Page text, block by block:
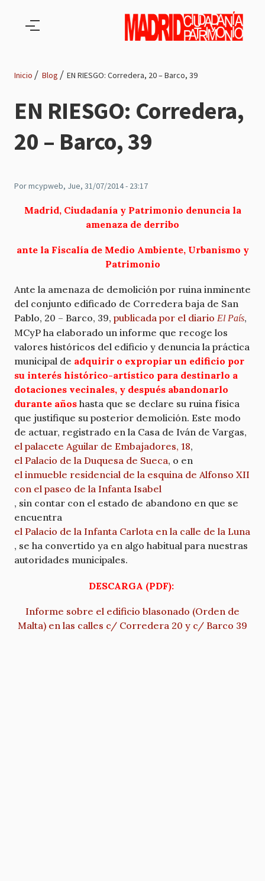
Ruta
de
navegación
Inicio Blog EN RIESGO: Corredera, 20 – Barco, 39
EN RIESGO: Corredera,
20 – Barco, 39
Pormcypweb, Jue, 31/07/2014 - 23:17
Madrid, Ciudadanía y Patrimonio denuncia la
amenaza de derribo
ante la Fiscalía de Medio Ambiente, Urbanismo y
Patrimonio
Ante la amenaza de demolición por ruina inminente
del conjunto edificado de Corredera baja de San
Pablo, 20 – Barco, 39, publicada por el diario El País,
MCyP ha elaborado un informe que recoge los
valores históricos del edificio y denuncia la práctica
municipal de adquirir o expropiar un edificio por
su interés histórico-artístico para destinarlo a
dotaciones vecinales, y después abandonarlo
durante años hasta que se declare su ruina física
que justifique su posterior demolición. Este modo
de actuar, registrado en la Casa de Iván de Vargas,
el palacete Aguilar de Embajadores, 18,
el Palacio de la Duquesa de Sueca, o en
el inmueble residencial de la esquina de Alfonso XII
con el paseo de la Infanta Isabel
, sin contar con el estado de abandono en que se
encuentra
el Palacio de la Infanta Carlota en la calle de la Luna
, se ha convertido ya en algo habitual para nuestras
autoridades municipales.
DESCARGA (PDF):
Informe sobre el edificio blasonado (Orden de
Malta) en las calles c/ Corredera 20 y c/ Barco 39